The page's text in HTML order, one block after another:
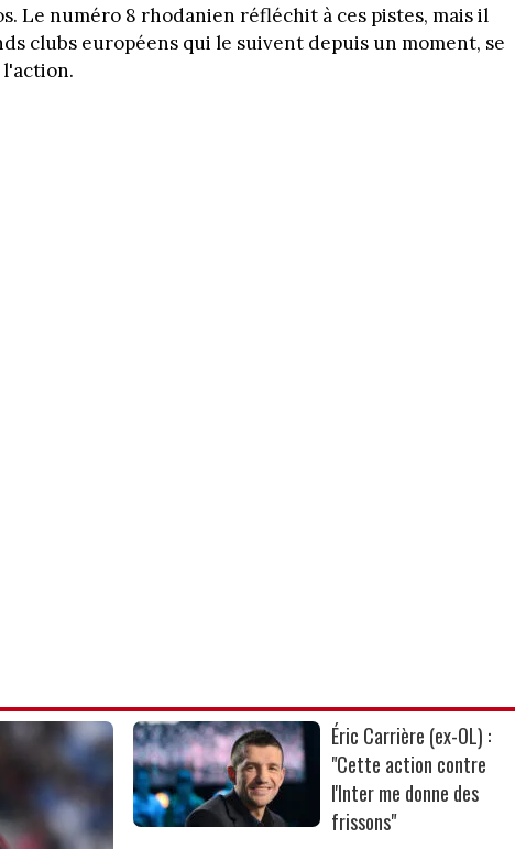
Le numéro 8 rhodanien réfléchit à ces pistes, mais il
clubs européens qui le suivent depuis un moment, se
l'action.
Éric Carrière (ex-OL) :
"Cette action contre
l'Inter me donne des
frissons"